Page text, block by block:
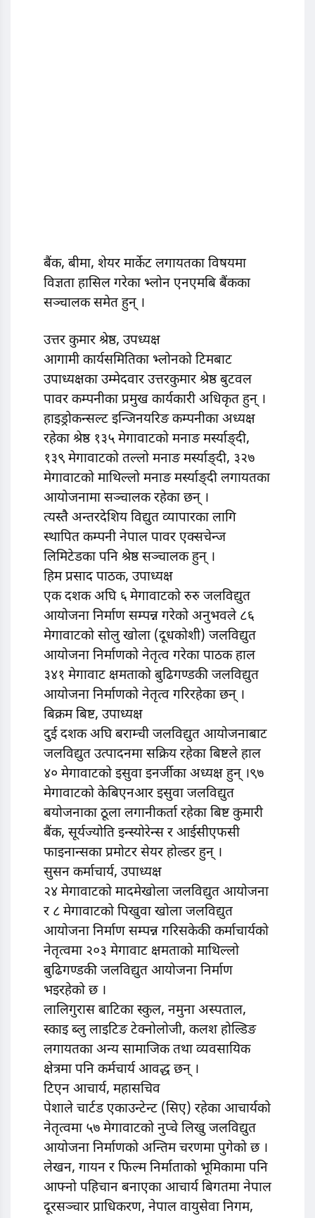
बैंक, बीमा, शेयर मार्केट लगायतका विषयमा
विज्ञता हासिल गरेका भ्लोन एनएमबि बैंकका
सञ्चालक समेत हुन् ।
उत्तर कुमार श्रेष्ठ, उपध्यक्ष
आगामी कार्यसमितिका भ्लोनको टिमबाट
उपाध्यक्षका उम्मेदवार उत्तरकुमार श्रेष्ठ बुटवल
पावर कम्पनीका प्रमुख कार्यकारी अधिकृत हुन् ।
हाइड्रोकन्सल्ट इन्जिनयरिङ कम्पनीका अध्यक्ष
रहेका श्रेष्ठ १३५ मेगावाटको मनाङ मर्स्याङ्दी,
१३९ मेगावाटको तल्लो मनाङ मर्स्याङ्दी, ३२७
मेगावाटको माथिल्लो मनाङ मर्स्याङ्दी लगायतका
आयोजनामा सञ्चालक रहेका छन् ।
त्यस्तै अन्तरदेशिय विद्युत व्यापारका लागि
स्थापित कम्पनी नेपाल पावर एक्सचेन्ज
लिमिटेडका पनि श्रेष्ठ सञ्चालक हुन् ।
हिम प्रसाद पाठक, उपाध्यक्ष
एक दशक अघि ६ मेगावाटको रुरु जलविद्युत
आयोजना निर्माण सम्पन्न गरेको अनुभवले ८६
मेगावाटको सोलु खोला (दूधकोशी) जलविद्युत
आयोजना निर्माणको नेतृत्व गरेका पाठक हाल
३४१ मेगावाट क्षमताको बुढिगण्डकी जलविद्युत
आयोजना निर्माणको नेतृत्व गरिरहेका छन् ।
बिक्रम बिष्ट, उपाध्यक्ष
दुई दशक अघि बराम्ची जलविद्युत आयोजनाबाट
जलविद्युत उत्पादनमा सक्रिय रहेका बिष्टले हाल
४० मेगावाटको इसुवा इनर्जीका अध्यक्ष हुन् ।९७
मेगावाटको केबिएनआर इसुवा जलविद्युत
बयोजनाका ठूला लगानीकर्ता रहेका बिष्ट कुमारी
बैंक, सूर्यज्योति इन्स्योरेन्स र आईसीएफसी
फाइनान्सका प्रमोटर सेयर होल्डर हुन् ।
सुसन कर्माचार्य, उपाध्यक्ष
२४ मेगावाटको मादमेखोला जलविद्युत आयोजना
र ८ मेगावाटको पिखुवा खोला जलविद्युत
आयोजना निर्माण सम्पन्न गरिसकेकी कर्माचार्यको
नेतृत्वमा २०३ मेगावाट क्षमताको माथिल्लो
बुढिगण्डकी जलविद्युत आयोजना निर्माण
भइरहेको छ ।
लालिगुरास बाटिका स्कुल, नमुना अस्पताल,
स्काइ ब्लु लाइटिङ टेक्नोलोजी, कलश होल्डिङ
लगायतका अन्य सामाजिक तथा व्यवसायिक
क्षेत्रमा पनि कर्मचार्य आवद्ध छन् ।
टिएन आचार्य, महासचिव
पेशाले चार्टड एकाउन्टेन्ट (सिए) रहेका आचार्यको
नेतृत्वमा ५७ मेगावाटको नुप्चे लिखु जलविद्युत
आयोजना निर्माणको अन्तिम चरणमा पुगेको छ ।
लेखन, गायन र फिल्म निर्माताको भूमिकामा पनि
आफ्नो पहिचान बनाएका आचार्य बिगतमा नेपाल
दूरसञ्चार प्राधिकरण, नेपाल वायुसेवा निगम,